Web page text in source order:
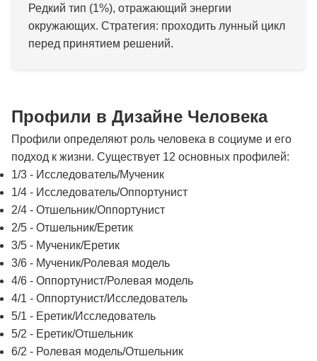
Редкий тип (1%), отражающий энергии
окружающих. Стратегия: проходить лунный цикл
перед принятием решений.
Профили в Дизайне Человека
Профили определяют роль человека в социуме и его
подход к жизни. Существует 12 основных профилей:
1/3 - Исследователь/Мученик
1/4 - Исследователь/Оппортунист
2/4 - Отшельник/Оппортунист
2/5 - Отшельник/Еретик
3/5 - Мученик/Еретик
3/6 - Мученик/Ролевая модель
4/6 - Оппортунист/Ролевая модель
4/1 - Оппортунист/Исследователь
5/1 - Еретик/Исследователь
5/2 - Еретик/Отшельник
6/2 - Ролевая модель/Отшельник